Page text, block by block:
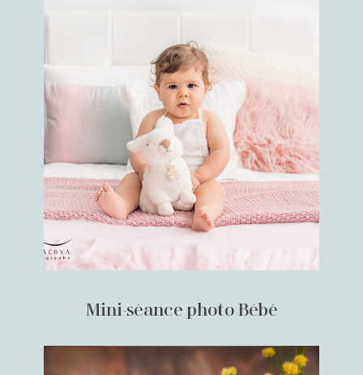
Mini-séance photo Bébé